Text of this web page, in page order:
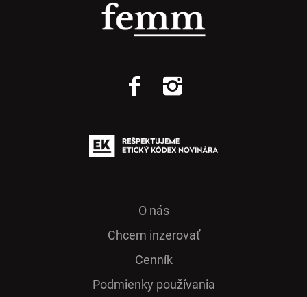
O nás
Chcem inzerovať
Cenník
Podmienky používania